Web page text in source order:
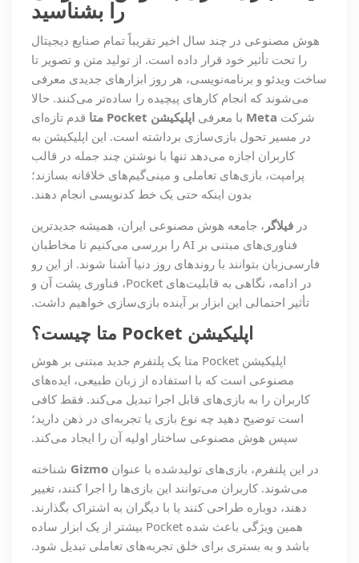
را بشناسید
هوش مصنوعی در چند سال اخیر تقریباً تمام صنایع دیجیتال
را تحت تأثیر خود قرار داده است. از تولید متن و تصویر تا
ساخت ویدئو و برنامه‌نویسی، هر روز ابزارهای جدیدی معرفی
می‌شوند که انجام کارهای پیچیده را ساده‌تر می‌کنند. حالا
شرکت Meta با معرفی اپلیکیشن متا قدم تازه‌ای
در مسیر تحول بازی‌سازی برداشته است. این اپلیکیشن به
کاربران اجازه می‌دهد تنها با نوشتن چند جمله در قالب
پرامپت، بازی‌های تعاملی و مینی‌گیم‌های خلاقانه بسازند؛
بدون اینکه حتی یک خط کدنویسی انجام دهند.
در فیلاگر ، جامعه هوش مصنوعی ایران، همیشه جدیدترین
فناوری‌های مبتنی بر AI را بررسی می‌کنیم تا مخاطبان
فارسی‌زبان بتوانند با روندهای روز دنیا آشنا شوند. از این رو
در ادامه، نگاهی به قابلیت‌های Pocket، فناوری پشت آن و
تأثیر احتمالی این ابزار بر آینده بازی‌سازی خواهیم داشت.
اپلیکیشن متا چیست؟
اپلیکیشن Pocket متا یک پلتفرم جدید مبتنی بر هوش
مصنوعی است که با استفاده از زبان طبیعی، ایده‌های
کاربران را به بازی‌های قابل اجرا تبدیل می‌کند. فقط کافی
است توضیح دهید چه نوع بازی یا تجربه‌ای در ذهن دارید؛
سپس هوش مصنوعی ساختار اولیه آن را ایجاد می‌کند.
در این پلتفرم، بازی‌های تولیدشده با عنوان Gizmo شناخته
می‌شوند. کاربران می‌توانند این بازی‌ها را اجرا کنند، تغییر
دهند، دوباره طراحی کنند یا با دیگران به اشتراک بگذارند.
همین ویژگی باعث شده Pocket بیشتر از یک ابزار ساده
باشد و به بستری برای خلق تجربه‌های تعاملی تبدیل شود.